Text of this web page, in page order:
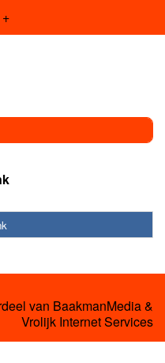
van BaakmanMedia&
Vrolijk Internet Services